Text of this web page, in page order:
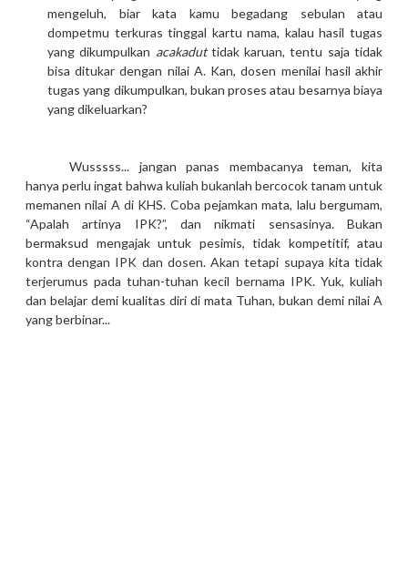
mengeluh, biar kata kamu begadang sebulan atau
dompetmu terkuras tinggal kartu nama, kalau hasil tugas
yang dikumpulkan acakaduttidak karuan, tentu saja tidak
bisa ditukar dengan nilai A. Kan, dosen menilai hasil akhir
tugas yang dikumpulkan, bukan proses atau besarnya biaya
yang dikeluarkan?
Wusssss... jangan panas membacanya teman, kita
hanya perlu ingat bahwa kuliah bukanlah bercocok tanam untuk
memanen nilai A di KHS. Coba pejamkan mata, lalu bergumam,
“Apalah artinya IPK?”, dan nikmati sensasinya.
Bukan
bermaksud mengajak untuk pesimis, tidak kompetitif, atau
kontra dengan IPK dan dosen. Akan tetapi supaya kita tidak
terjerumus pada tuhan-tuhan kecil bernama IPK. Yuk, kuliah
dan belajar demi kualitas diri di mata Tuhan, bukan demi nilai A
yang berbinar...